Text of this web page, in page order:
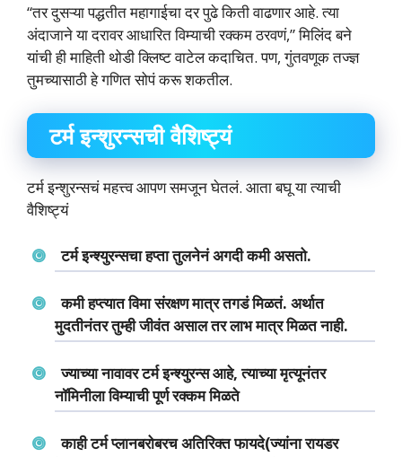
“तर दुसऱ्या पद्धतीत महागाईचा दर पुढे किती वाढणार आहे. त्या
अंदाजाने या दरावर आधारित विम्याची रक्कम ठरवणं,” मिलिंद बने
यांची ही माहिती थोडी क्लिष्ट वाटेल कदाचित. पण, गुंतवणूक तज्ज्ञ
तुमच्यासाठी हे गणित सोपं करू शकतील.
टर्म इन्शुरन्सची वैशिष्ट्यं
टर्म इन्शुरन्सचं महत्त्व आपण समजून घेतलं. आता बघू या त्याची
वैशिष्ट्यं
टर्म इन्श्युरन्सचा हप्ता तुलनेनं अगदी कमी असतो.
कमी हप्त्यात विमा संरक्षण मात्र तगडं मिळतं. अर्थात
मुदतीनंतर तुम्ही जीवंत असाल तर लाभ मात्र मिळत नाही.
ज्याच्या नावावर टर्म इन्श्युरन्स आहे, त्याच्या मृत्यूनंतर
नॉमिनीला विम्याची पूर्ण रक्कम मिळते
काही टर्म प्लानबरोबरच अतिरिक्त फायदे(ज्यांना रायडर